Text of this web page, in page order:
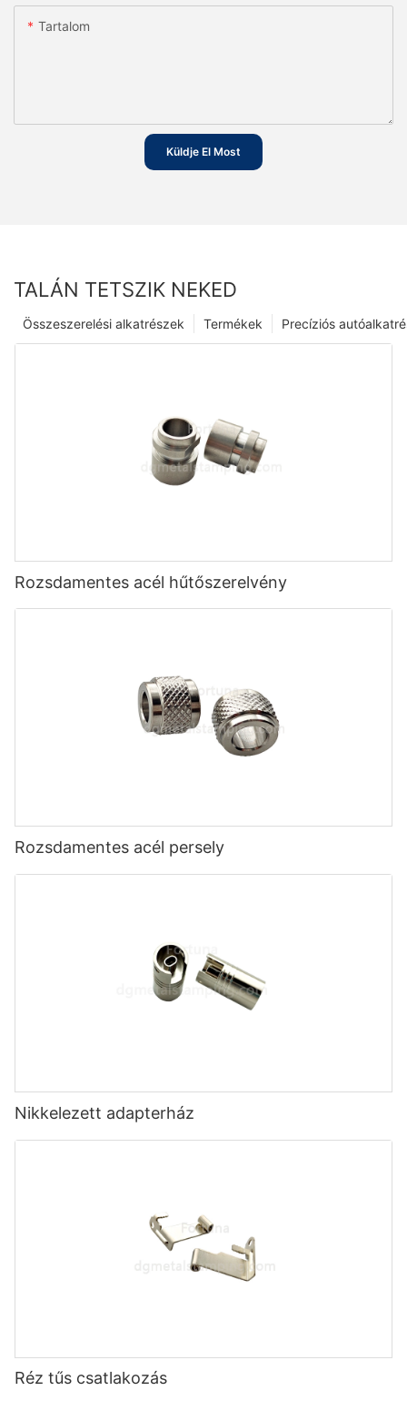
Tartalom
Küldje El Most
TALÁN TETSZIK NEKED
Precíziós
Termékek
Összeszerelési alkatrészek
Rozsdamentes acél hűtőszerelvény
Rozsdamentes acél persely
Nikkelezett adapterház
Réz tűs csatlakozás